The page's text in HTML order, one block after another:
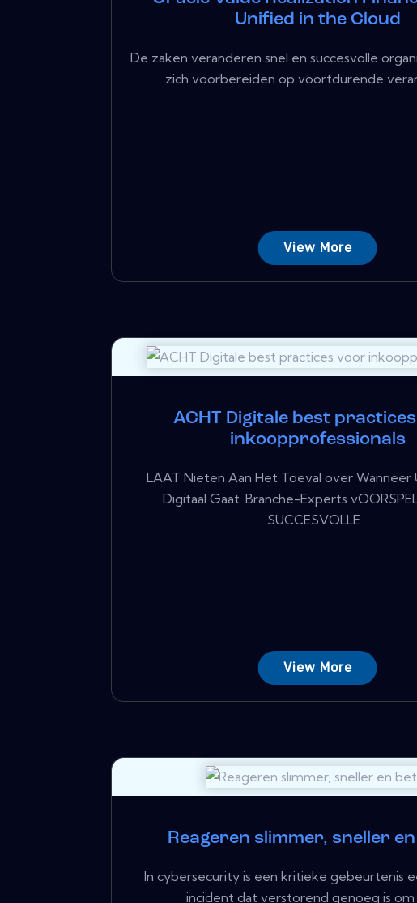
Unified in the Cloud
De zaken veranderen snel en succesvolle
zich voorbereiden op voortdurende
View More
ACHT Digitale best
inkoopprofessionals
LAAT Nieten Aan Het Toeval over Wanneer
Digitaal Gaat. Branche-Experts
SUCCESVOLLE...
View More
Reageren slimmer, sneller
In cybersecurity is een kritieke gebeurtenis
incident dat verstorend genoeg is om